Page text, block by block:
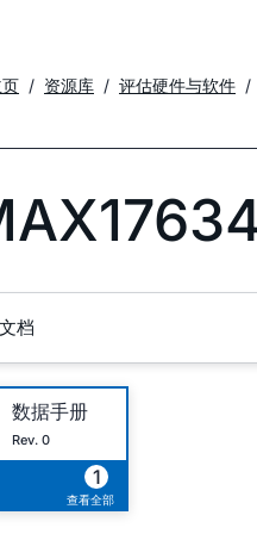
资源库 评估硬件与软件
文档
数据手册
Rev. 0
1
查看全部